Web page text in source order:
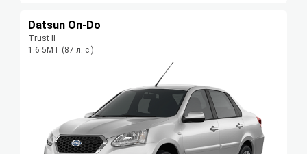
Datsun On-Do
Trust II
1.6 5MT (87 л. с.)